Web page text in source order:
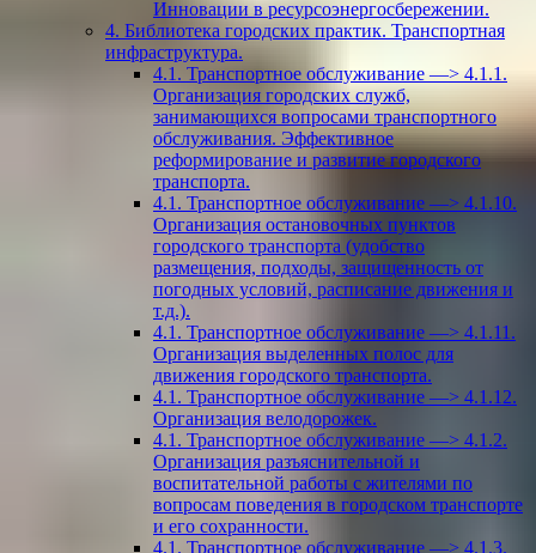
Инновации в ресурсоэнергосбережении.
4. Библиотека городских практик. Транспортная
инфраструктура.
4.1. Транспортное обслуживание —> 4.1.1.
Организация городских служб,
занимающихся вопросами транспортного
обслуживания. Эффективное
реформирование и развитие городского
транспорта.
4.1. Транспортное обслуживание —> 4.1.10.
Организация остановочных пунктов
городского транспорта (удобство
размещения, подходы, защищенность от
погодных условий, расписание движения и
т.д.).
4.1. Транспортное обслуживание —> 4.1.11.
Организация выделенных полос для
движения городского транспорта.
4.1. Транспортное обслуживание —> 4.1.12.
Организация велодорожек.
4.1. Транспортное обслуживание —> 4.1.2.
Организация разъяснительной и
воспитательной работы с жителями по
вопросам поведения в городском транспорте
и его сохранности.
4.1. Транспортное обслуживание —> 4.1.3.